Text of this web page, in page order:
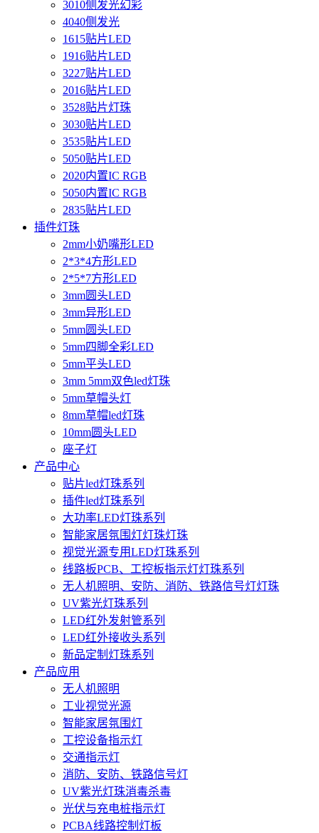
3010侧发光幻彩
4040侧发光
1615贴片LED
1916贴片LED
3227贴片LED
2016贴片LED
3528贴片灯珠
3030贴片LED
3535贴片LED
5050贴片LED
2020内置IC RGB
5050内置IC RGB
2835贴片LED
插件灯珠
2mm小奶嘴形LED
2*3*4方形LED
2*5*7方形LED
3mm圆头LED
3mm异形LED
5mm圆头LED
5mm四脚全彩LED
5mm平头LED
3mm 5mm双色led灯珠
5mm草帽头灯
8mm草帽led灯珠
10mm圆头LED
座子灯
产品中心
贴片led灯珠系列
插件led灯珠系列
大功率LED灯珠系列
智能家居氛围灯灯珠灯珠
视觉光源专用LED灯珠系列
线路板PCB、工控板指示灯灯珠系列
无人机照明、安防、消防、铁路信号灯灯珠
UV紫光灯珠系列
LED红外发射管系列
LED红外接收头系列
新品定制灯珠系列
产品应用
无人机照明
工业视觉光源
智能家居氛围灯
工控设备指示灯
交通指示灯
消防、安防、铁路信号灯
UV紫光灯珠消毒杀毒
光伏与充电桩指示灯
PCBA线路控制灯板